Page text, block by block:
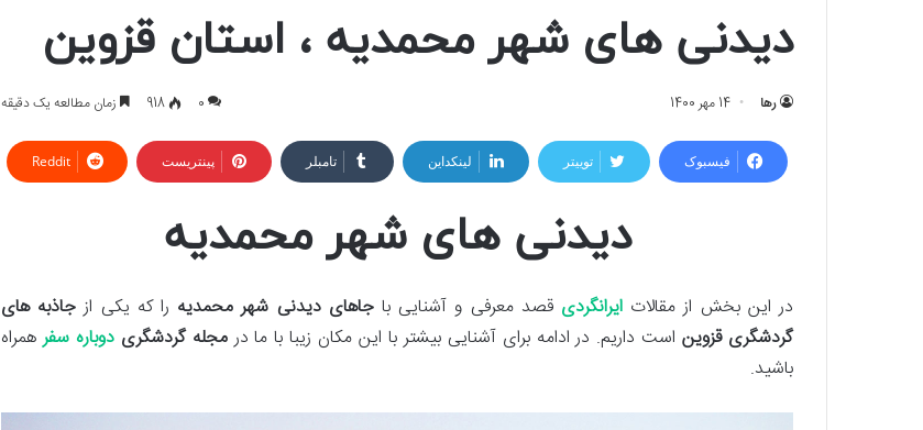
دیدنی های شهر محمدیه ،‌ استان قزوین
رها 14 مهر 1400 0
918 زمان مطالعه یک دقیقه
فیسبوک توییتر لینکداین تامبلر پینتریست Reddit
دیدنی های شهر محمدیه
در این بخش از مقالات ایرانگردی قصد معرفی و آشنایی باجاهای دیدنی شهر محمدیه را که یکی از جاذبه های
گردشگری قزوین است داریم. در ادامه برای آشنایی بیشتر با این مکان زیبا با ما درمجله گردشگریدوباره سفرهمراه
باشید.